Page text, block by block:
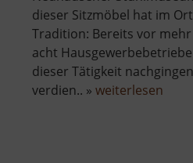
dieser Sitzmöbel hat im
Tradition: Bereits vor mehr
acht
dieser Tätigkeit
verdien.. » weiterlesen